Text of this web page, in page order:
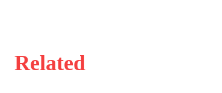
Related